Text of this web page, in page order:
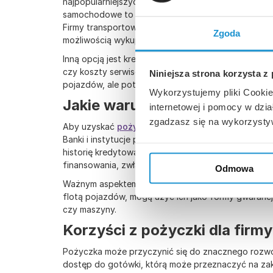
Zgoda
Niniejsza strona korzysta z
Wykorzystujemy pliki
internetowej i pomocy w
zgadzasz się na
Odmowa
samochodowe to najczęstsza forma pożyczek
Firmy transportowe mogą również korzystać z
możliwością wykupu po zakończeniu umowy.
Inną opcją jest kredyt obrotowy, który pomaga
czy koszty serwisowe. Jest to szczególnie
pojazdów, ale potrzebuje gotówki do codziennego
Jakie warunki musi spełnić
Aby uzyskać pożyczkę dla firm przez Internet,
Banki i instytucje pozabankowe dokładnie
historię kredytową. Przedsiębiorcy transportowi,
finansowania, zwłaszcza jeśli ich firma ma
Ważnym aspektem przy ubieganiu się ochwilówkę
flotą pojazdów, mogą użyć ich jako formy
czy maszyny.
Korzyści z pożyczki dla
Pożyczka może przyczynić się do znacznego
dostęp do gotówki, którą może przeznaczyć na